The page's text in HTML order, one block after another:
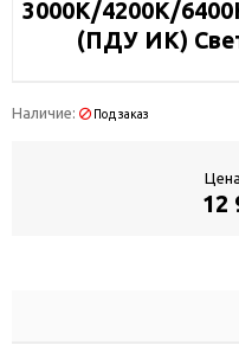
3000K/4200K/
(ПДУ ИК)
Наличие: Под заказ
12